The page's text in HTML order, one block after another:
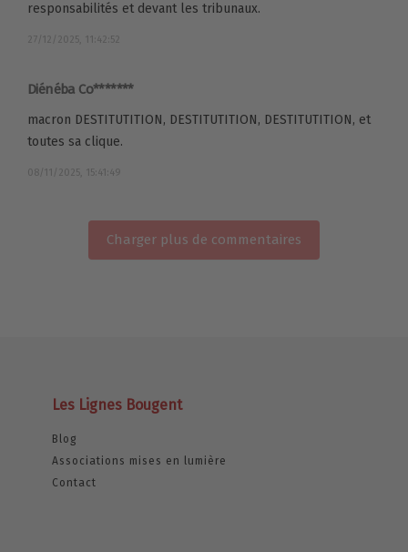
responsabilités et devant les tribunaux.
27/12/2025, 11:42:52
Diénéba Co*******
macron DESTITUTITION, DESTITUTITION, DESTITUTITION, et
toutes sa clique.
08/11/2025, 15:41:49
Charger plus de commentaires
Les Lignes Bougent
Blog
Associations mises en lumière
Contact